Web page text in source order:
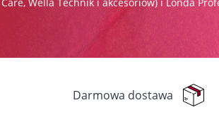
Darmowa dostawa